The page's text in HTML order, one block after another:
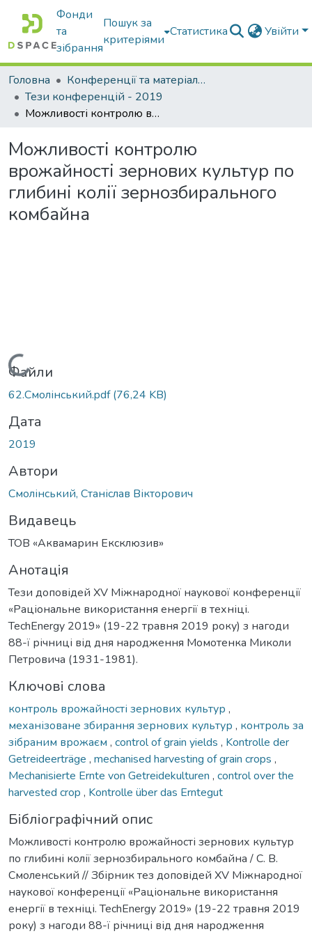
Фонди
та
зібрання
Пошук за
критеріями
Статистика Увійти
Головна
Конференції та матеріали конференцій
Тези конференцій - 2019
Можливості контролю врожайності зернових культур по глибині колії зернозбирального комбайна
Можливості контролю
врожайності зернових культур по
глибині колії зернозбирального
комбайна
Вантажиться...
Файли
62.Смолінський.pdf(76,24 KB)
Дата
2019
Автори
Смолінський, Станіслав Вікторович
Видавець
ТОВ «Аквамарин Ексклюзив»
Анотація
Тези доповідей XV Міжнародної наукової конференції
«Раціональне використання енергії в техніці.
TechEnergy 2019» (19-22 травня 2019 року) з нагоди
88-ї річниці від дня народження Момотенка Миколи
Петровича (1931-1981).
Ключові слова
контроль врожайності зернових культур ,
механізоване збирання зернових культур , контроль за
зібраним врожаєм , control of grain yields , Kontrolle der
Getreideerträge , mechanised harvesting of grain crops ,
Mechanisierte Ernte von Getreidekulturen , control over the
harvested crop , Kontrolle über das Erntegut
Бібліографічний опис
Можливості контролю врожайності зернових культур
по глибині колії зернозбирального комбайна / С. В.
Смоленський // Збірник тез доповідей XV Міжнародної
наукової конференції «Раціональне використання
енергії в техніці. TechEnergy 2019» (19-22 травня 2019
року) з нагоди 88-ї річниці від дня народження